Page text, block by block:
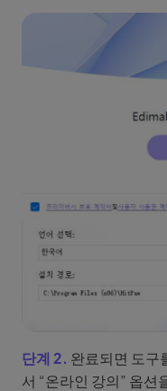
단계 2. 완료되면 도구
서 “온라인 강의” 옵